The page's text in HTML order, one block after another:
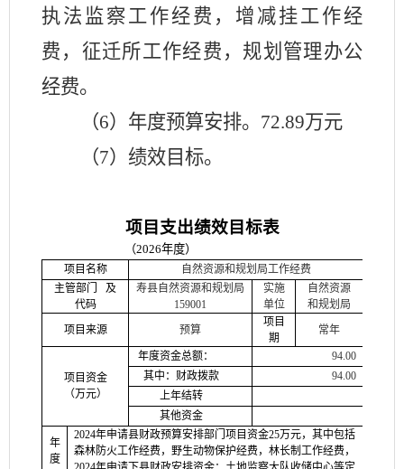
执法监察工作经费，增减挂工作经
费，征迁所工作经费，规划管理办公
经费。
（6）年度预算安排。 72.89万元
（7）绩效目标。
项目支出绩效目标表
（2026年度）
项目名称
自然资源和规划局工作经费
主管部门
及
代码
寿县自然资源和规划局
159001
实施
单位
自然资源
和规划局
项目来源
预算
项目
期
常年
项目资金
（万元）
年度资金总额：
94.00
其中：财政拨款
94.00
上年结转
其他资金
年
度
2024年申请县财政预算安排部门项目资金25万元，其中包括
森林防火工作经费，野生动物保护经费，林长制工作经费，